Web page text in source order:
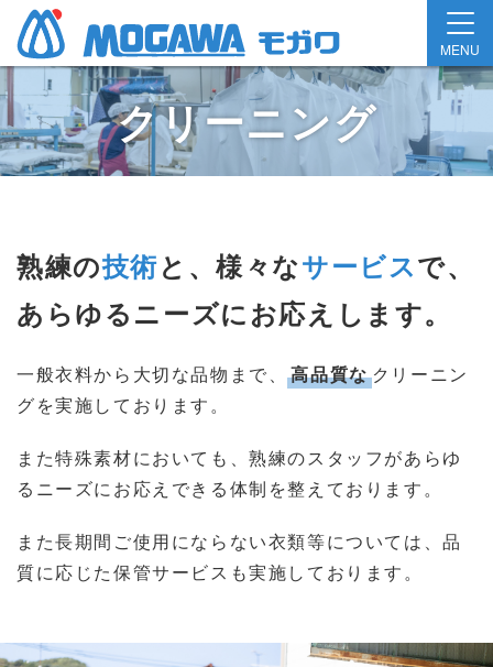
MENU
クリーニング
熟練の技術と、様々なサービスで、
あらゆるニーズにお応えします。
一般衣料から大切な品物まで、高品質なクリーニン
グを実施しております。
また特殊素材においても、熟練のスタッフがあらゆ
るニーズにお応えできる体制を整えております。
また長期間ご使用にならない衣類等については、品
質に応じた保管サービスも実施しております。